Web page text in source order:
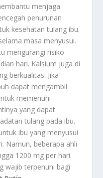
menjaga
penurunan
kesehatan tulang ibu.
masa menyusui.
mengurangi risiko
hari. Kalsium juga di
berkualitas. Jika
dapat mengambil
memenuhi
yang dapat
tulang pada ibu.
ibu yang menyusui
Namun, beberapa ahli
1200 mg per hari.
wajib terpenuhi bagi